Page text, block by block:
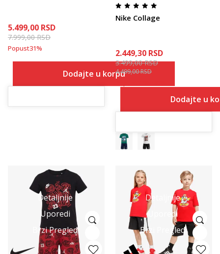
5.499,00 RSD
7.999,00RSD
Popust31%
Dodajte u korpu
Nike Collage
2.449,30 RSD
3.499,00RSD
4.499,00RSD
Dodajte u
Detaljnije
Uporedi
Brzi Pregled
Detaljnije
Uporedi
Brzi Pregled